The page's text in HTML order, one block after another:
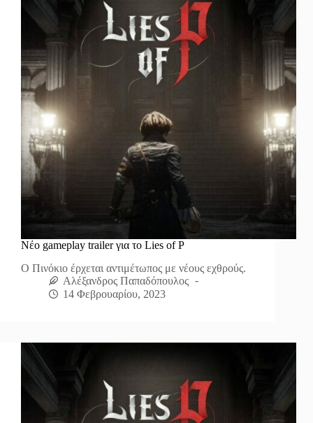
Νέο gameplay trailer για το Lies of P
Ο Πινόκιο έρχεται αντιμέτωπος με νέους εχθρούς.
Αλέξανδρος Παπαδόπουλος
14 Φεβρουαρίου, 2023